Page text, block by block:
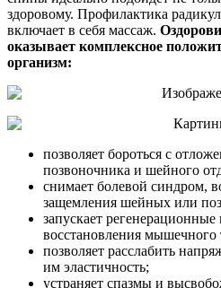
здоровому. Профилактика
включает в себя массаж.
оказывает комплексное
организм:
позволяет бороться с
позвоночника и шейного
снимает болевой синдром,
защемления шейных или
запускает
восстановления мышечного
позволяет расслабить
им эластичность;
устраняет спазмы и